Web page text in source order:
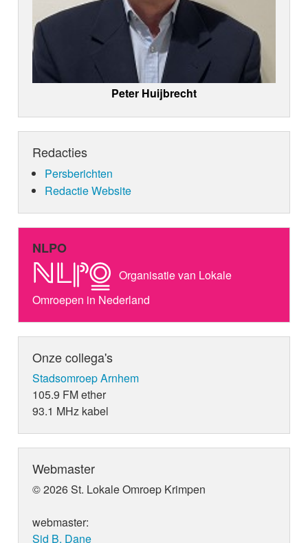
Peter Huijbrecht
Redacties
Persberichten
Redactie Website
NLPO
Organisatie van Lokale
Omroepen in Nederland
Onze collega's
Stadsomroep Arnhem
105.9 FM ether
93.1 MHz kabel
Webmaster
© 2026 St. Lokale Omroep Krimpen
webmaster:
Sid B. Dane